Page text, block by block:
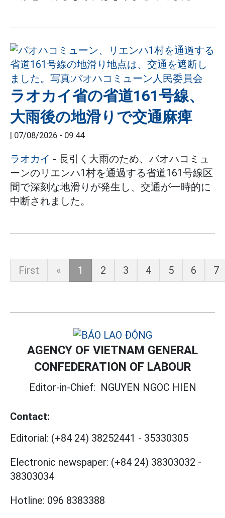
ラオカイ省の省道161号線、
大雨後の地滑りで交通麻痺
| 07/08/2026 - 09:44
ラオカイ - 長引く大雨のため、バオハコミュ
ーンのリエンハ1村を通過する省道161号線区
間で深刻な地滑りが発生し、交通が一時的に
中断されました。
First « 1 2 3 4 5 6 7
AGENCY OF VIETNAM GENERAL
CONFEDERATION OF LABOUR
Editor-in-Chief: NGUYEN NGOC HIEN
Contact:
Editorial: (+84 24) 38252441 - 35330305
Electronic newspaper: (+84 24) 38303032 -
38303034
Hotline: 096 8383388